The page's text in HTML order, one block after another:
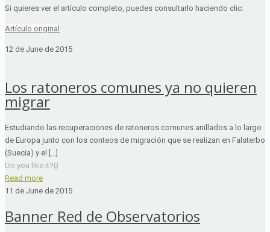
Si quieres ver el artículo completo, puedes consultarlo haciendo clic:
Artículo original
12 de June de 2015
Los ratoneros comunes ya no quieren
migrar
Estudiando las recuperaciones de ratoneros comunes anillados a lo largo
de Europa junto con los conteos de migración que se realizan en Falsterbo
(Suecia) y el […]
Do you like it?0
Read more
11 de June de 2015
Banner Red de Observatorios